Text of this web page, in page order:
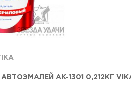
АК-1301 0,212КГ